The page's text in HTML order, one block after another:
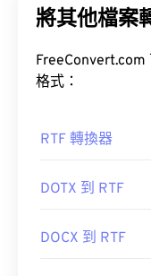
將其他檔案
FreeConvert.com
格式：
RTF 轉換器
DOTX 到 RTF
DOCX 到 RTF